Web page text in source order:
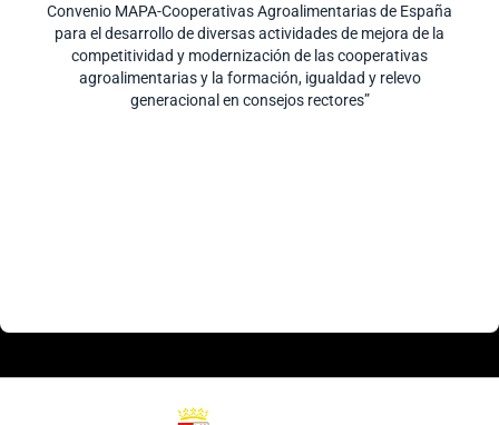
Convenio MAPA-Cooperativas Agroalimentarias de España
para el desarrollo de diversas actividades de mejora de la
competitividad y modernización de las cooperativas
agroalimentarias y la formación, igualdad y relevo
generacional en consejos rectores”